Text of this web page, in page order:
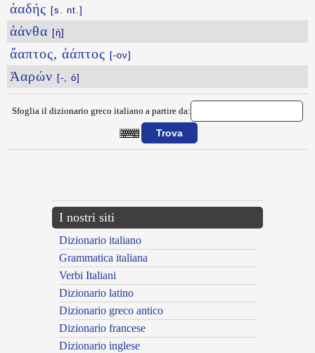
ἀαδής [s. nt.]
ἀάνθα [ἡ]
ἄαπτος, ἀάπτος [-ον]
Ἀαρών [-, ὁ]
Sfoglia il dizionario greco italiano a partire da:
I nostri siti
Dizionario italiano
Grammatica italiana
Verbi Italiani
Dizionario latino
Dizionario greco antico
Dizionario francese
Dizionario inglese